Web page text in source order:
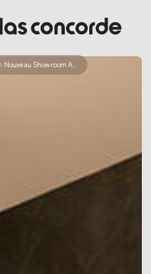
Nouveau Showroom Atlas Concorde En Israel En Partenariat Avec Negev